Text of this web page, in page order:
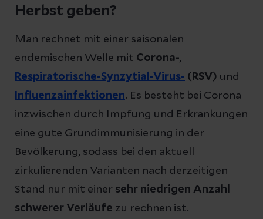
Herbst geben?
Man rechnet mit einer saisonalen
endemischen Welle mit Corona-,
Respiratorische-Synzytial-Virus- (RSV) und
Influenzainfektionen. Es besteht bei Corona
inzwischen durch Impfung und Erkrankungen
eine gute Grundimmunisierung in der
Bevölkerung, sodass bei den aktuell
zirkulierenden Varianten nach derzeitigen
Stand nur mit einer sehr niedrigen Anzahl
schwerer Verläufe zu rechnen ist.